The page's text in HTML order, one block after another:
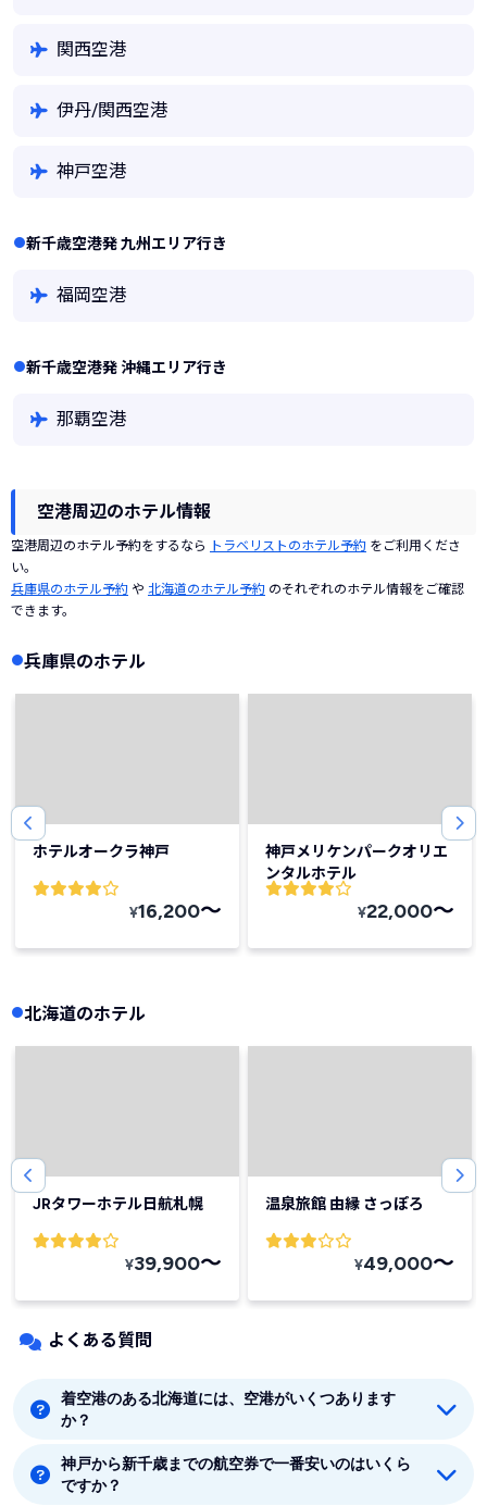
関西空港
伊丹/関西空港
神戸空港
新千歳空港発 九州エリア行き
福岡空港
新千歳空港発 沖縄エリア行き
那覇空港
空港周辺のホテル情報
空港周辺のホテル予約をするなら トラベリストのホテル予約 をご利用くださ
い。
兵庫県のホテル予約 や 北海道のホテル予約 のそれぞれのホテル情報をご確認
できます。
兵庫県のホテル
ホテルオークラ神戸
¥16,200〜
神戸メリケンパークオリエ
ンタルホテル
¥22,000〜
北海道のホテル
JRタワーホテル日航札幌
¥39,900〜
温泉旅館 由縁 さっぽろ
¥49,000〜
よくある質問
着空港のある北海道には、空港がいくつあります
か？
着空港のある北海道には12つの空港があります。新千
歳、丘珠、旭川、帯広、釧路、函館、稚内、奥尻、中標
神戸から新千歳までの航空券で一番安いのはいくら
ですか？